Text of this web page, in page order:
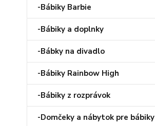
-Bábiky Barbie
-Bábiky a doplnky
-Bábky na divadlo
-Bábiky Rainbow High
-Bábiky z rozprávok
-Domčeky a nábytok pre bábiky